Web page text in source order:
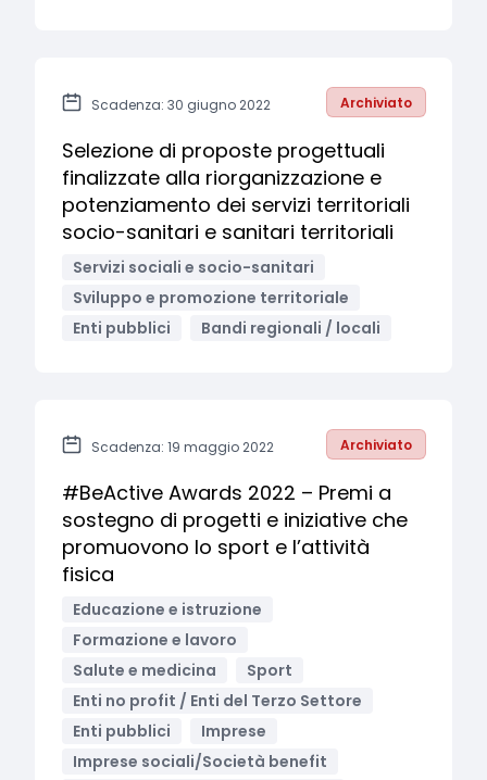
Scadenza: 30 giugno 2022 Archiviato
Selezione di proposte progettuali
finalizzate alla riorganizzazione e
potenziamento dei servizi territoriali
socio-sanitari e sanitari territoriali
Servizi sociali e socio-sanitari
Sviluppo e promozione territoriale
Enti pubblici
Bandi regionali / locali
Scadenza: 19 maggio 2022 Archiviato
#BeActive Awards 2022 – Premi a
sostegno di progetti e iniziative che
promuovono lo sport e l’attività
fisica
Educazione e istruzione
Formazione e lavoro
Salute e medicina
Sport
Enti no profit / Enti del Terzo Settore
Enti pubblici
Imprese
Imprese sociali/Società benefit